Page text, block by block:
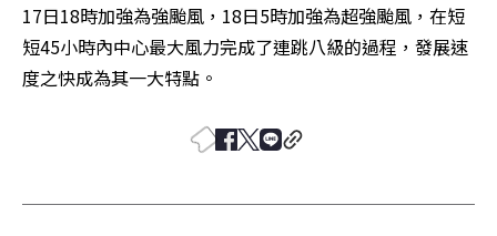
17日18時加強為強颱風，18日5時加強為超強颱風，在短
短45小時內中心最大風力完成了連跳八級的過程，發展速
度之快成為其一大特點。